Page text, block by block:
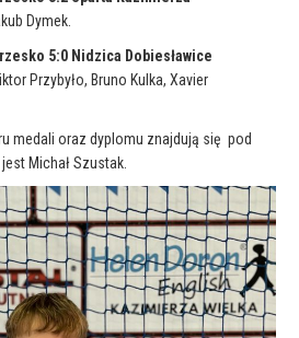
Dymek.
5:0 Nidzica Dobiesławice
Przybyło, Bruno Kulka, Xavier
medali oraz dyplomu znajdują się pod
Michał Szustak.